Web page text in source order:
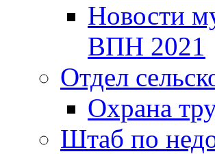
Новости
ВПН 2021
Отдел
Охрана
Штаб по